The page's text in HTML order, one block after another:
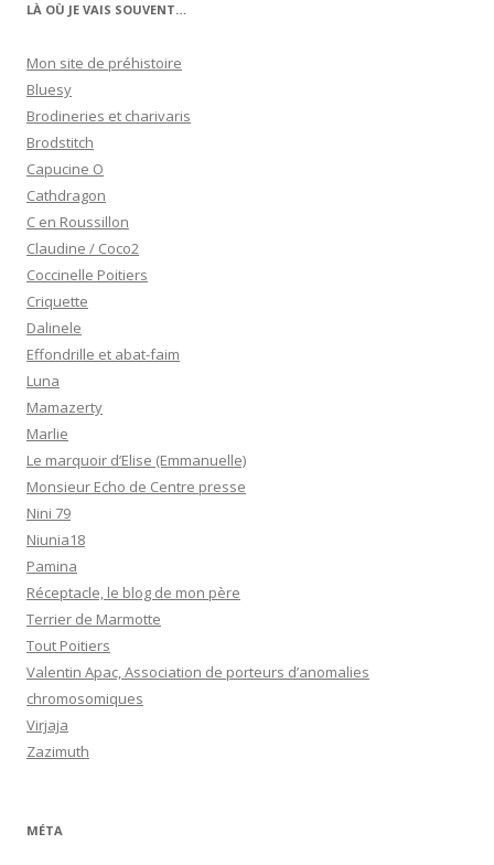
LÀ OÙ JE VAIS SOUVENT…
Mon site de préhistoire
Bluesy
Brodineries et charivaris
Brodstitch
Capucine O
Cathdragon
C en Roussillon
Claudine / Coco2
Coccinelle Poitiers
Criquette
Dalinele
Effondrille et abat-faim
Luna
Mamazerty
Marlie
Le marquoir d’Elise (Emmanuelle)
Monsieur Echo de Centre presse
Nini 79
Niunia18
Pamina
Réceptacle, le blog de mon père
Terrier de Marmotte
Tout Poitiers
Valentin Apac, Association de porteurs d’anomalies
chromosomiques
Virjaja
Zazimuth
MÉTA